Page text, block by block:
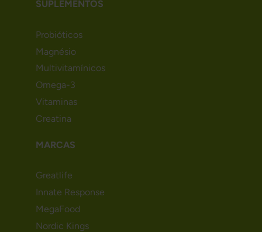
SUPLEMENTOS
Probióticos
Magnésio
Multivitamínicos
Omega-3
Vitaminas
Creatina
MARCAS
Greatlife
Innate Response
MegaFood
Nordic Kings